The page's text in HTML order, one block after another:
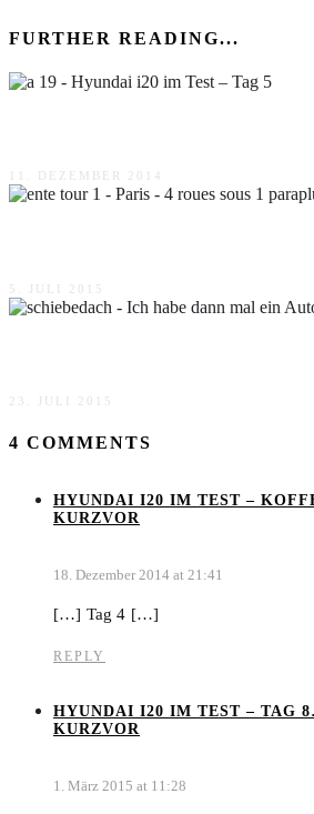
FURTHER READING...
11. DEZEMBER 2014
5. JULI 2015
23. JULI 2015
4 COMMENTS
HYUNDAI I20 IM TEST –
KURZVOR
18. Dezember 2014 at 21:41
[…] Tag 4 […]
REPLY
HYUNDAI I20 IM TEST – TAG
KURZVOR
1. März 2015 at 11:28